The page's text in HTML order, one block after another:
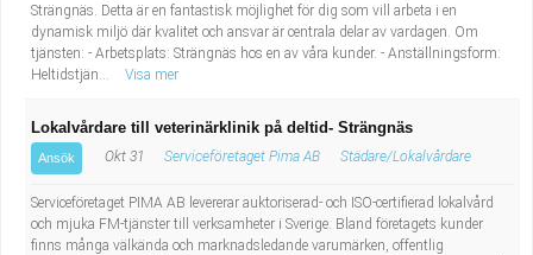
Strängnäs. Detta är en fantastisk möjlighet för dig som vill arbeta i en
dynamisk miljö där kvalitet och ansvar är centrala delar av vardagen. Om
tjänsten: - Arbetsplats: Strängnäs hos en av våra kunder. - Anställningsform:
Heltidstjän...
Visa mer
Lokalvårdare till veterinärklinik på deltid- Strängnäs
Ansök Okt 31 Serviceföretaget Pima AB Städare/Lokalvårdare
Serviceföretaget PIMA AB levererar auktoriserad- och ISO-certifierad lokalvård
och mjuka FM-tjänster till verksamheter i Sverige. Bland företagets kunder
finns många välkända och marknadsledande varumärken, offentlig